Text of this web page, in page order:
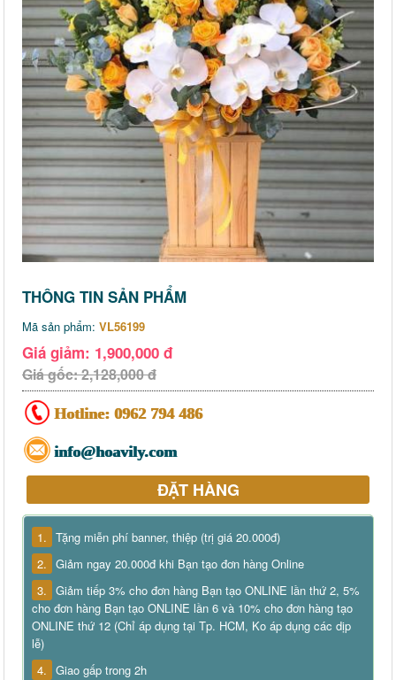
THÔNG TIN SẢN PHẨM
Mã sản phẩm: VL56199
Giá giảm: 1,900,000 đ
Giá gốc: 2,128,000 đ
Hotline: 0962 794 486
info@hoavily.com
ĐẶT HÀNG
1. Tặng miễn phí banner, thiệp (trị giá 20.000đ)
2. Giảm ngay 20.000đ khi Bạn tạo đơn hàng Online
3. Giảm tiếp 3% cho đơn hàng Bạn tạo ONLINE lần thứ 2, 5%
cho đơn hàng Bạn tạo ONLINE lần 6 và 10% cho đơn hàng tạo
ONLINE thứ 12 (Chỉ áp dụng tại Tp. HCM, Ko áp dụng các dịp
lễ)
4. Giao gấp trong 2h